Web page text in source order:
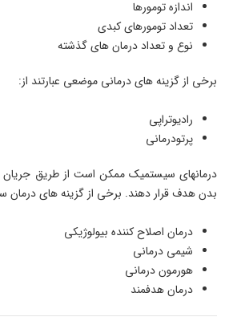
اندازه تومورها
تعداد تومورهای کبدی
نوع و تعداد درمان های گذشته
برخی از گزینه های درمانی موضعی عبارتند از:
رادیوتراپی
پرتودرمانی
درمانهای سیستمیک ممکن است از طریق جریان
بدن هدف قرار دهند. برخی از گزینه های درمان
درمان اصلاح کننده بیولوژیکی
شیمی درمانی
هورمون درمانی
درمان هدفمند